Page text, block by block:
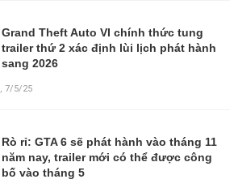
Grand Theft Auto VI chính thức tung
trailer thứ 2 xác định lùi lịch phát hành
sang 2026
,7/5/25
Rò rỉ: GTA 6 sẽ phát hành vào tháng 11
năm nay, trailer mới có thể được công
bố vào tháng 5